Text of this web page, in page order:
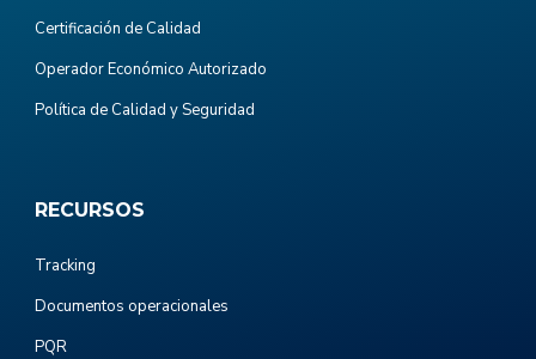
Certificación de Calidad
Operador Económico Autorizado
Política de Calidad y Seguridad
RECURSOS
Tracking
Documentos operacionales
PQR